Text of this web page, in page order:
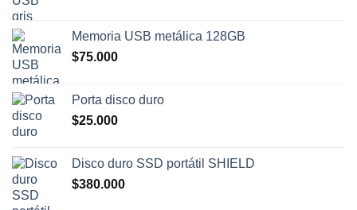
Memoria USB metálica 128GB
$75.000
Porta disco duro
$25.000
Disco duro SSD portátil SHIELD
$380.000